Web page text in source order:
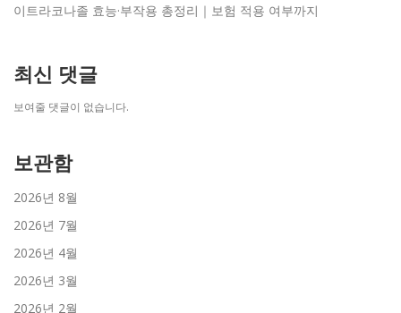
이트라코나졸 효능·부작용 총정리｜보험 적용 여부까지
최신 댓글
보여줄 댓글이 없습니다.
보관함
2026년 8월
2026년 7월
2026년 4월
2026년 3월
2026년 2월